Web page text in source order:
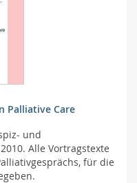
Palliative Care
und
Alle Vortragstexte
für die